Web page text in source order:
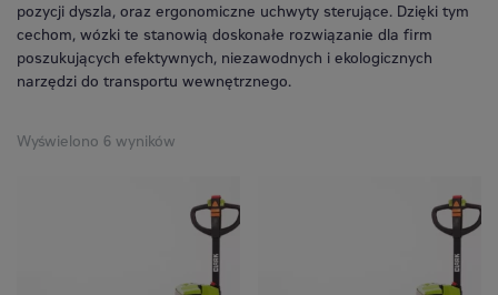
pozycji dyszla, oraz ergonomiczne uchwyty sterujące. Dzięki tym
cechom, wózki te stanowią doskonałe rozwiązanie dla firm
poszukujących efektywnych, niezawodnych i ekologicznych
narzędzi do transportu wewnętrznego.
Wyświelono 6 wyników